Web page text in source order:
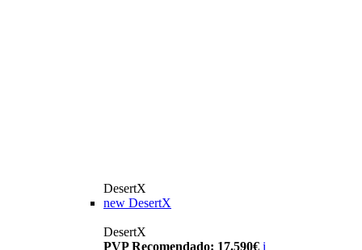
DesertX
new DesertX
DesertX
PVP Recomendado: 17.590€ i